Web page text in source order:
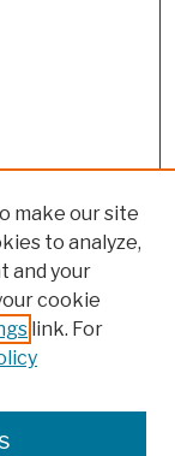
make our site
to analyze,
and your
cookie
link. For